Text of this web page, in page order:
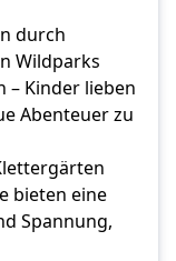
durch
Wildparks
– Kinder lieben
Abenteuer zu
bieten eine
Spannung,